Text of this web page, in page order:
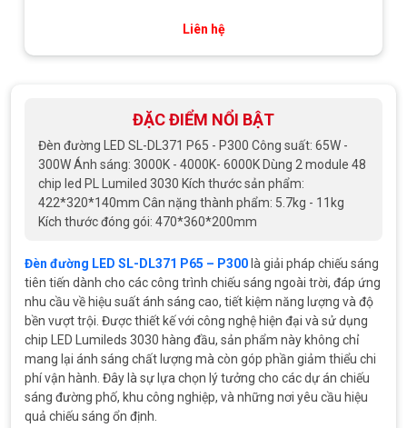
Liên hệ
ĐẶC ĐIỂM NỔI BẬT
Đèn đường LED SL-DL371 P65 - P300 Công suất: 65W -
300W Ánh sáng: 3000K - 4000K- 6000K Dùng 2 module 48
chip led PL Lumiled 3030 Kích thước sản phẩm:
422*320*140mm Cân nặng thành phẩm: 5.7kg - 11kg
Kích thước đóng gói: 470*360*200mm
Đèn đường LED SL-DL371 P65 – P300 là giải pháp chiếu sáng
tiên tiến dành cho các công trình chiếu sáng ngoài trời, đáp ứng
nhu cầu về hiệu suất ánh sáng cao, tiết kiệm năng lượng và độ
bền vượt trội. Được thiết kế với công nghệ hiện đại và sử dụng
chip LED Lumileds 3030 hàng đầu, sản phẩm này không chỉ
mang lại ánh sáng chất lượng mà còn góp phần giảm thiểu chi
phí vận hành. Đây là sự lựa chọn lý tưởng cho các dự án chiếu
sáng đường phố, khu công nghiệp, và những nơi yêu cầu hiệu
quả chiếu sáng ổn định.